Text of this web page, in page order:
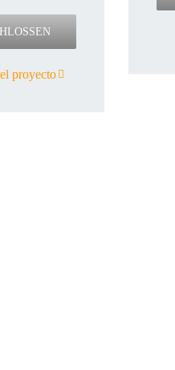
proyecto